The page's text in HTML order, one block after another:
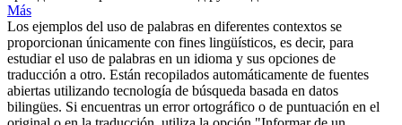
Más
Los ejemplos del uso de palabras en diferentes contextos se
proporcionan únicamente con fines lingüísticos, es decir, para
estudiar el uso de palabras en un idioma y sus opciones de
traducción a otro. Están recopilados automáticamente de fuentes
abiertas utilizando tecnología de búsqueda basada en datos
bilingües. Si encuentras un error ortográfico o de puntuación en el